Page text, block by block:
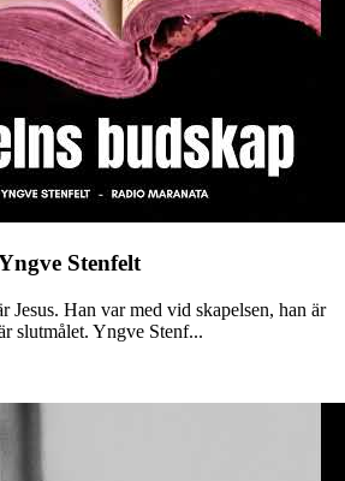
Stenfelt
Jesus. Han var med vid skapelsen, han är
slutmålet. Yngve Stenf...